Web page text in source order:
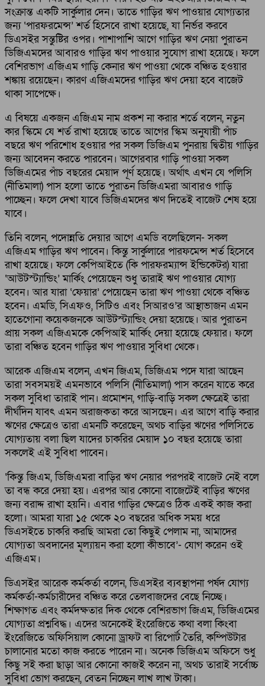
সংক্রান্ত একটি সার্কুলার দেন। তাতে গাড়ির ঋণ পাওয়ার যোগ্যতার
জন্য ‘পারফরমেন্স’ শর্ত হিসেবে রাখা হয়েছে, যা নির্ভর করবে
ডিএসইর সন্তুষ্টির ওপর। পাশাপাশি আগে গাড়ির ঋণ নেয়া পুরাতন
ডিজিএমদের আবারও গাড়ির ঋণ পাওয়ার সুযোগ রাখা হয়েছে। ফলে
বেশিরভাগ এজিএম গাড়ি কেনার ঋণ পাওয়া থেকে বঞ্চিত হওয়ার
শঙ্কায় রয়েছেন। কারণ এজিএমদের গাড়ির ঋণ দেয়া হবে বাজেট
থাকা সাপেক্ষে।
এ বিষয়ে একজন এজিএম নাম প্রকশ না করার শর্তে বলেন, নতুন
কার স্কিমে যে শর্ত রাখা হয়েছে তাতে আগের স্কিম অনুযায়ী পাঁচ
বছরে ঋণ পরিশোধ হওয়ার পর সকল ডিজিএম পুনরায় দ্বিতীয় গাড়ির
জন্য আবেদন করতে পারবেন। আগেরবার গাড়ি পাওয়া সকল
ডিজিএমের পাঁচ বছরের মেয়াদ পূর্ণ হয়েছে। অর্থাৎ এখন যে পলিসি
(নীতিমালা) পাস হলো তাতে পুরাতন ডিজিএমরা আবারও গাড়ি
পাচ্ছেন। ফলে দেখা যাবে ডিজিএমদের ঋণ দিতেই বাজেট শেষ হয়ে
যাবে।
তিনি বলেন, পদোন্নতি দেয়ার আগে এমডি বলেছিলেন- সকল
এজিএম গাড়ির ঋণ পাবেন। কিন্তু সার্কুলারে পারফমেন্স শর্ত হিসেবে
রাখা হয়েছে। ফলে কেপিআইতে (কি পারফরম্যান্স ইন্ডিকেটর) যারা
‘আউটস্ট্যান্ডিং’ মার্কিং পেয়েছেন শুধু তারাই ঋণ পাওয়ার যোগ্য
হবেন। আর যারা ‘ফেয়ার’ পেয়েছেন তারা ঋণ পাওয়া থেকে বঞ্চিত
হবেন। এমডি, সিএফও, সিটিও এবং সিআরও’র আস্থাভাজন এমন
হাতেগোনা কয়েকজনকে আউটস্ট্যান্ডিং দেয়া হয়েছে। আর পুরাতন
প্রায় সকল এজিএমকে কেপিআই মার্কিং দেয়া হয়েছে ফেয়ার। ফলে
তারা বঞ্চিত হবেন গাড়ির ঋণ পাওয়ার সুবিধা থেকে।
আরেক এজিএম বলেন, এখন জিএম, ডিজিএম পদে যারা আছেন
তারা সবসময়ই এমনভাবে পলিসি (নীতিমালা) পাস করেন যাতে করে
সকল সুবিধা তারাই পান। প্রমোশন, গাড়ি-বাড়ি সকল ক্ষেত্রেই তারা
দীর্ঘদিন যাবৎ এমন অরাজকতা করে আসছেন। এর আগে বাড়ি করার
ঋণের ক্ষেত্রেও তারা এমনটি করেছেন, অথচ বাড়ির ঋণের পলিসিতে
যোগ্যতায় বলা ছিল যাদের চাকরির মেয়াদ ১০ বছর হয়েছে তারা
সকলেই এই সুবিধা পাবেন।
‘কিন্তু জিএম, ডিজিএমরা বাড়ির ঋণ নেয়ার পরপরই বাজেট নেই বলে
তা বন্ধ করে দেয়া হয়। এরপর আর কোনো বাজেটেই বাড়ির ঋণের
জন্য বরাদ্দ রাখা হয়নি। এবার গাড়ির ক্ষেত্রেও ঠিক একই কাজ করা
হলো। আমরা যারা ১৫ থেকে ২০ বছরের অধিক সময় ধরে
ডিএসইতে চাকরি করছি আমরা তো কিছুই পেলাম না, আমাদের
যোগ্যতা অবদানের মূল্যায়ন করা হলো কীভাবে’- যোগ করেন ওই
এজিএম।
ডিএসইর আরেক কর্মকর্তা বলেন, ডিএসইর ব্যবস্থাপনা পর্ষদ যোগ্য
কর্মকর্তা-কর্মচারীদের বঞ্চিত করে তেলবাজদের বেছে নিচ্ছে।
শিক্ষাগত এবং কর্মদক্ষতার দিক থেকে বেশিরভাগ জিএম, ডিজিএমের
যোগ্যতা প্রশ্নবিদ্ধ। এদের অনেকেই ইংরেজিতে কথা বলা কিংবা
ইংরেজিতে অফিসিয়াল কোনো ড্রাফট বা রিপোর্ট তৈরি, কম্পিউটার
চালানোর মতো কাজ করতে পারেন না। অনেক ডিজিএম অফিসে শুধু
কিছু সই করা ছাড়া আর কোনো কাজই করেন না, অথচ তারাই সর্বোচ্চ
সুবিধা ভোগ করছেন, বেতন নিচ্ছেন লাখ লাখ টাকা।